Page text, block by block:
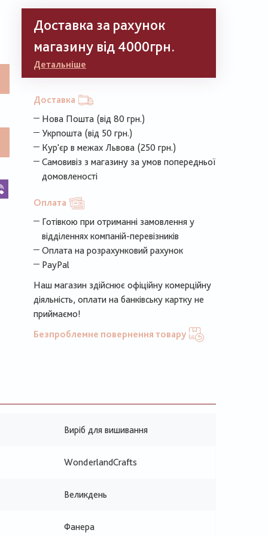
Доставка за рахунок
магазину від 4000грн.
Детальніше
Доставка
Нова Пошта (від 80 грн.)
Укрпошта (від 50 грн.)
Кур'єр в межах Львова (250 грн.)
Самовивіз з магазину за умов попередньої
домовленості
Оплата
Готівкою при отриманні замовлення у
відділеннях компаній-перевізників
Оплата на розрахунковий рахунок
PayPal
Наш магазин здійснює офіційну комерційну
діяльність, оплати на банківську картку не
приймаємо!
Безпроблемне повернення товару
Виріб для вишивання
WonderlandCrafts
Великдень
Фанера